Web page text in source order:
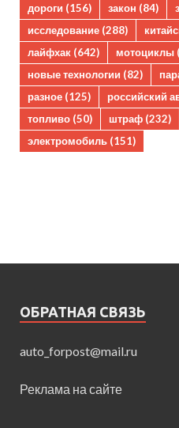
дороги (156) закон (84)
исследование (288)
лайфхак (642) мотоциклы
новые технологии (82)
разное (125) российский
топливо (50) штраф (232)
электромобиль (151)
ОБРАТНАЯ СВЯЗЬ
auto_forpost@mail.ru
Реклама на сайте